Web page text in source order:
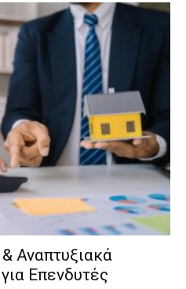
Αναπτυξιακά
Επενδυτές